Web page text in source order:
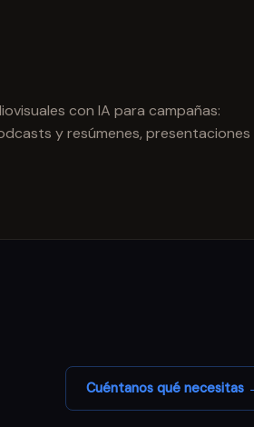
con IA para campañas:
y resúmenes, presentaciones
Cuéntanos qué necesitas